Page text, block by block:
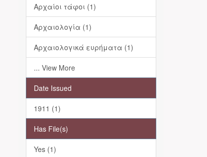
Αρχαίοι τάφοι (1)
Αρχαιολογία (1)
Αρχαιολογικά ευρήματα (1)
... View More
Date Issued
1911 (1)
Has File(s)
Yes (1)